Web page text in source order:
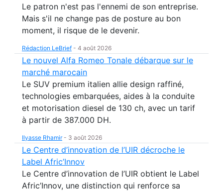
Le patron n'est pas l'ennemi de son entreprise.
Mais s'il ne change pas de posture au bon
moment, il risque de le devenir.
Rédaction LeBrief - 4 août 2026
Le nouvel Alfa Romeo Tonale débarque sur le
marché marocain
Le SUV premium italien allie design raffiné,
technologies embarquées, aides à la conduite
et motorisation diesel de 130 ch, avec un tarif
à partir de 387.000 DH.
Ilyasse Rhamir- 3 août 2026
Le Centre d’innovation de l’UIR décroche le
Label Afric’Innov
Le Centre d’innovation de l’UIR obtient le Label
Afric’Innov, une distinction qui renforce sa